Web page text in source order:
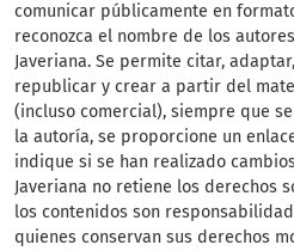
comunicar públicamente en
reconozca el nombre de los
Javeriana. Se permite citar,
republicar y crear a partir del
(incluso comercial), siempre que
la autoría, se proporcione un
indique si se han realizado
Javeriana no retiene los derechos
los contenidos son
quienes conservan sus derechos